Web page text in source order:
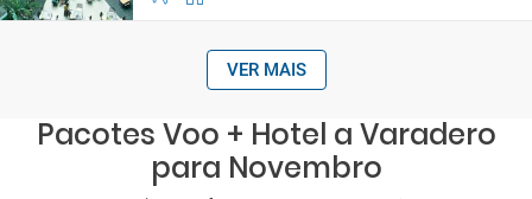
VER MAIS
Pacotes Voo + Hotel a Varadero
para Novembro